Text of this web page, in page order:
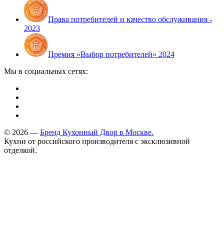
Права потребителей и качество обслуживания -
2023
Премия «Выбор потребителей» 2024
Мы в социальных сетях:
© 2026 — Бренд Кухонный Двор в Москве.
Кухни от российского производителя с эксклюзивной
отделкой.